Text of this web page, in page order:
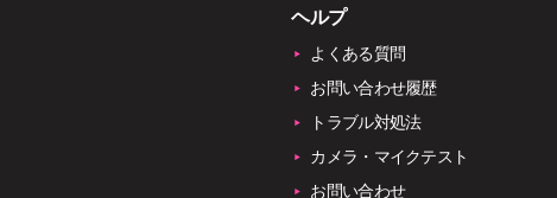
ヘルプ
よくある質問
お問い合わせ履歴
トラブル対処法
カメラ・マイクテスト
お問い合わせ